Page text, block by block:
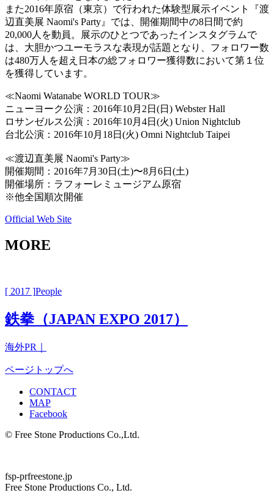
また2016年原宿（東京）で行われた体験型展示イベント『渡
辺直美展 Naomi's Party』では、開催期間中の8日間で約
20,000人を動員。展示のひとつであったインスタグラムで
は、大胆かつユーモラスな表現が話題となり、フォロワー数
は480万人を超え日本の総フォロワー獲得数において第１位
を獲得しています。
≪Naomi Watanabe WORLD TOUR≫
ニューヨーク公演：2016年10月2日(日) Webster Hall
ロサンゼルス公演：2016年10月4日(火) Union Nightclub
台北公演：2016年10月18日(火) Omni Nightclub Taipei
≪渡辺直美展 Naomi's Party≫
開催期間：2016年7月30日(土)〜8月6日(土)
開催場所：ラフォーレミュージアム原宿
※他全国順次開催
Official Web Site
MORE
[ 2017 ]People
鉄拳（JAPAN EXPO 2017）
海外PR｜
ページトップへ
CONTACT
MAP
Facebook
© Free Stone Productions Co.,Ltd.
fsp-prfreestone.jp
Free Stone Productions Co., Ltd.